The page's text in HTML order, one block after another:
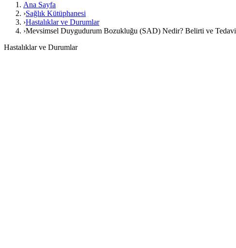
Ana Sayfa
›Sağlık Kütüphanesi
›Hastalıklar ve Durumlar
›Mevsimsel Duygudurum Bozukluğu (SAD) Nedir? Belirti ve Tedavi
Hastalıklar ve Durumlar